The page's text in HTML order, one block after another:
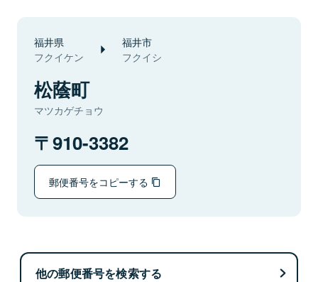
福井県
フクイケン
福井市
フクイシ
松蔭町
マツカゲチョウ
910-3382
郵便番号をコピーする
他の郵便番号を検索する